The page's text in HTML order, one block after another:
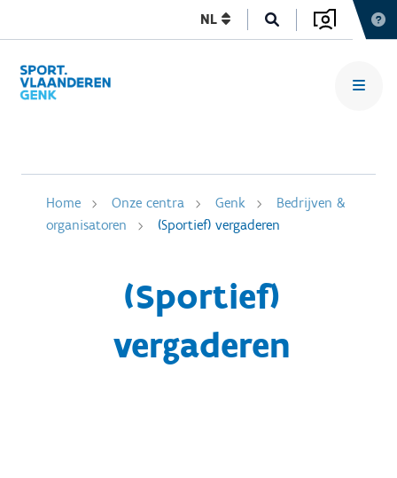
NL
Home Onze centra Genk
Bedrijven &
organisatoren
(Sportief) vergaderen
(Sportief)
vergaderen